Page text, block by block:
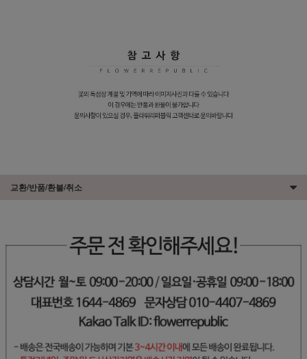
교환/반품/환불/취소